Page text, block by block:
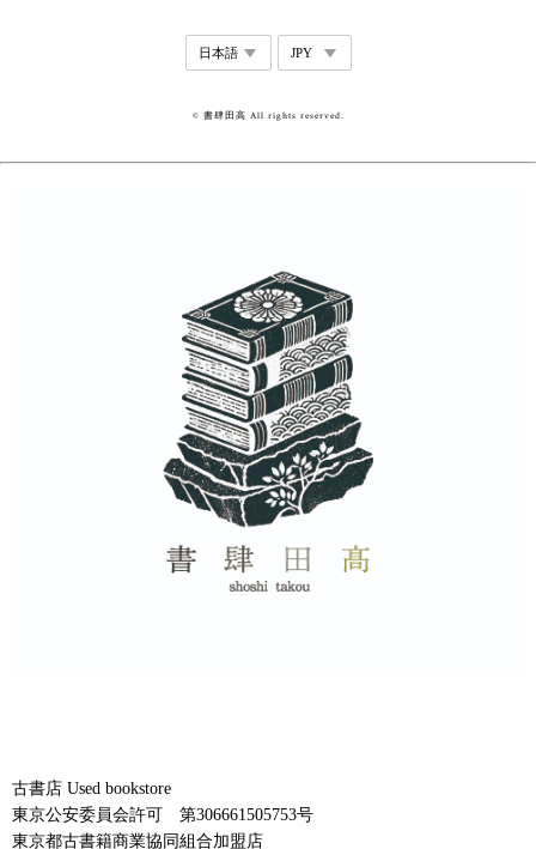
© 書肆田高 All rights reserved.
古書店 Used bookstore
東京公安委員会許可 第306661505753号
東京都古書籍商業協同組合加盟店